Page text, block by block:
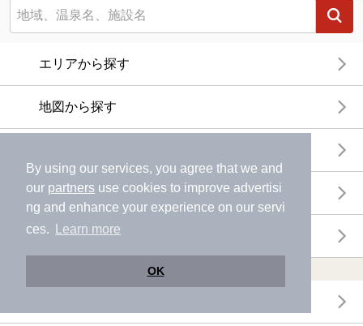
By using our services, you agree that we and
our partners use cookies to improve advertisi
ng and enhance your experience on our servi
ces.
Learn more
OK
エリアから探す
地図から探す
温泉地から探す
関連キーワードから探す